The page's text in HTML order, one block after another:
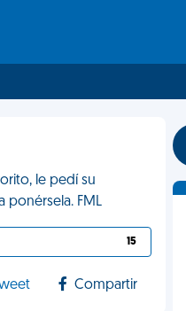
le pedí su
ponérsela. FML
15
Compartir